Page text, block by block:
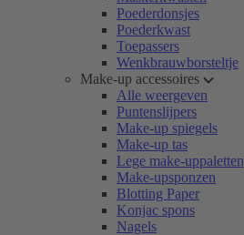
Poederdonsjes
Poederkwast
Toepassers
Wenkbrauwborsteltje
Make-up accessoires
Alle weergeven
Puntenslijpers
Make-up spiegels
Make-up tas
Lege make-uppaletten
Make-upsponzen
Blotting Paper
Konjac spons
Nagels